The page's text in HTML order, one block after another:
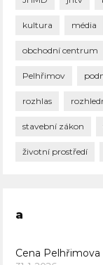
kultura média
obchodní centrum
Pelhřimov
rozhlas
stavební zákon
životní prostředí
a
Cena